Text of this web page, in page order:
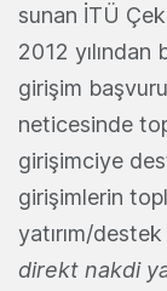
sunan İTÜ
2012
girişim
neticesinde
girişimciye
girişimlerin
yatırım/destek
direkt nakdi